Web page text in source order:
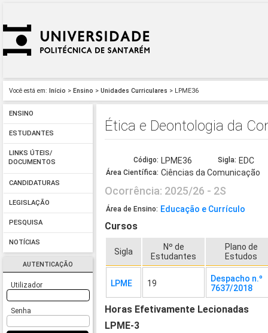
Você está em: Início > Ensino > Unidades Curriculares > LPME36
ENSINO
ESTUDANTES
LINKS ÚTEIS/
DOCUMENTOS
CANDIDATURAS
LEGISLAÇÃO
PESQUISA
NOTÍCIAS
AUTENTICAÇÃO
Utilizador
Senha
Ética e Deontologia da
Código: LPME36 Sigla: EDC
Área Científica: Ciências da Comunicação
Ocorrência: 2025/26 - 2S
Área de Ensino: Educação e Currículo
Cursos
Sigla
Nº de
Estudantes
Plano de
Estudos
LPME 19
Despacho n.º
7637/2018
Horas Efetivamente Lecionadas
LPME-3